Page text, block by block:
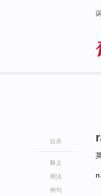
目录
释义
用法
例句